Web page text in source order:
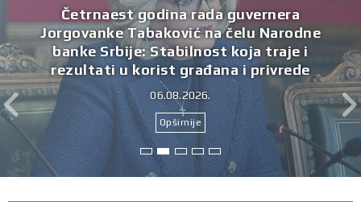
Referentna kamatna stopa zadržana na
nepromenjenom nivou
09.07.2026.
Opširnije